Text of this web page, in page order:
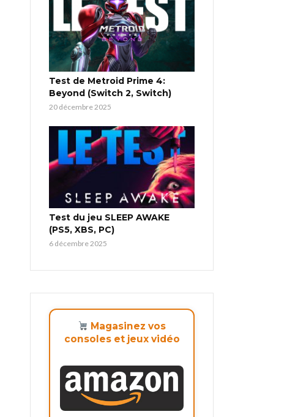
Test de Metroid Prime 4:
Beyond (Switch 2, Switch)
20 décembre 2025
Test du jeu SLEEP AWAKE
(PS5, XBS, PC)
6 décembre 2025
Magasinez vos
consoles et jeux vidéo